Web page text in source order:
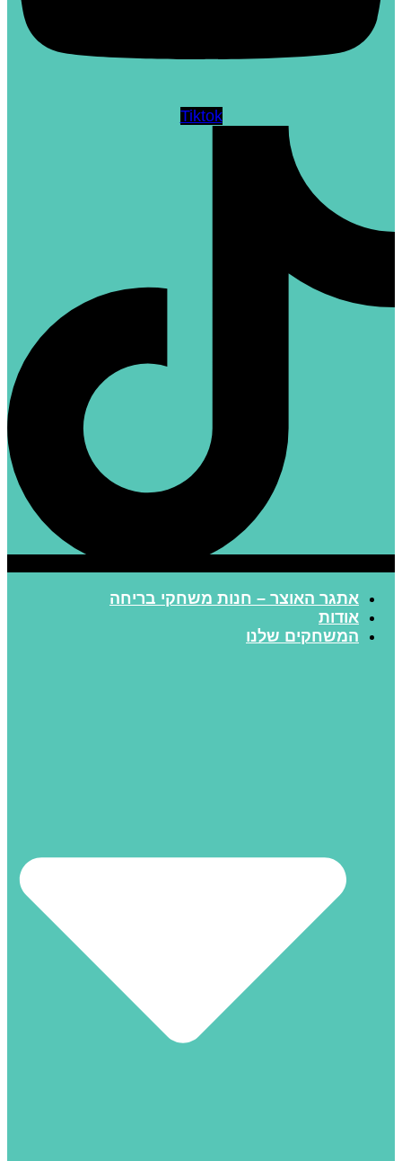
Tiktok
אתגר האוצר – חנות משחקי בריחה
אודות
המשחקים שלנו